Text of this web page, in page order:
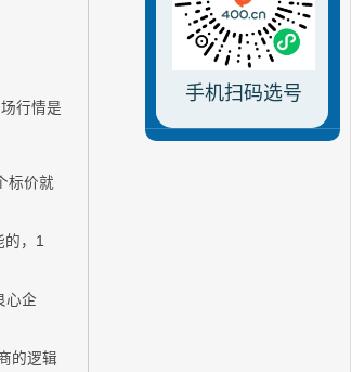
行情是
标价就
的，1
心企
的逻辑
手机扫码选号